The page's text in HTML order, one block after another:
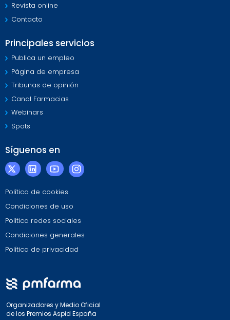
Revista online
Contacto
Principales servicios
Publica un empleo
Página de empresa
Tribunas de opinión
Canal Farmacias
Webinars
Spots
Síguenos en
Política de cookies
Condiciones de uso
Política redes sociales
Condiciones generales
Política de privacidad
Organizadores y Medio Oficial
de los Premios Aspid España